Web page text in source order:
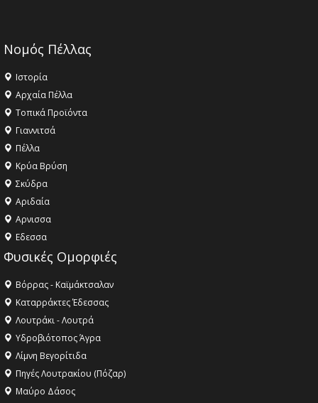
Νομός Πέλλας
Ιστορία
Αρχαία Πέλλα
Τοπικά Προϊόντα
Γιαννιτσά
Πέλλα
Κρύα Βρύση
Σκύδρα
Αριδαία
Aρνισσα
Eδεσσα
Φυσικές Ομορφιές
Βόρρας - Καϊμάκτσαλαν
Καταρράκτες Έδεσσας
Λουτράκι - Λουτρά
Υδροβιότοπος Άγρα
Λίμνη Βεγορίτιδα
Πηγές Λουτρακίου (Πόζαρ)
Μαύρο Δάσος